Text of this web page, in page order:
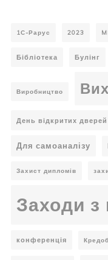
1С-Рарус 2023
Бібліотека Булінг
Виробництво
День відкритих дверей
Для самоаналізу
Захист дипломів
Заходи з
конференція